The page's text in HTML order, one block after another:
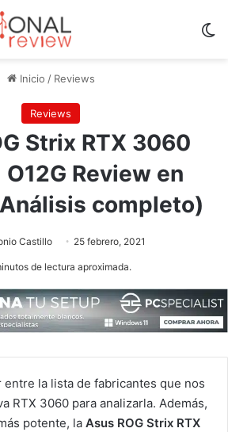
Inicio / Reviews
Reviews
Strix RTX 3060
Review en
completo)
Castillo 25 febrero, 2021
de lectura aproximada.
la lista de fabricantes que nos
RTX 3060 para analizarla. Además,
potente, la Asus ROG Strix RTX